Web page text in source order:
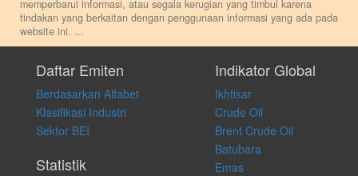
memperbarui informasi, atau segala kerugian yang timbul karena
tindakan yang berkaitan dengan penggunaan informasi yang ada pada
website ini. ...
pribadi. Kami tidak memberi anjuran, saran, rekomendasi untuk
membeli, menjual atau melakukan aktivitas lain yang terkait dengan
transaksi perdagangan apapun, dan kami tidak bertanggung jawab
atas keputusan investasi yang dilakukan dalam kondisi dan situasi
apapun juga, yang diakibatkan secara langsung maupun tidak
langsung atas konten pada website ini.
Daftar Emiten
Berdasarkan Alfabet
Klasifikasi Industri
Sektor BEI
Statistik
Indikator Global
Ikhtisar
Crude Oil
Brent Crude Oil
Batubara
Emas